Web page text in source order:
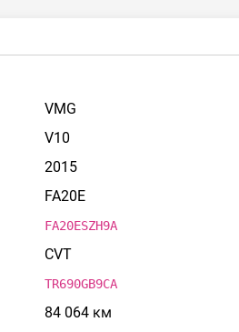
VMG
V10
2015
FA20E
FA20ESZH9A
CVT
TR690GB9CA
84 064 км